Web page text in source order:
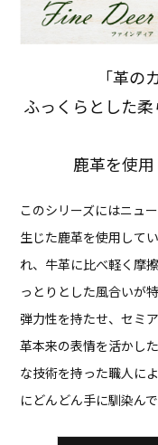
「革の
ふっくらとした
鹿革を使用
このシリーズにはニュ
生じた鹿革を使用して
れ、牛革に比べ軽く摩
っとりとした風合いが
弾力性を持たせ、セミ
革本来の表情を活かし
な技術を持った職人に
にどんどん手に馴染ん